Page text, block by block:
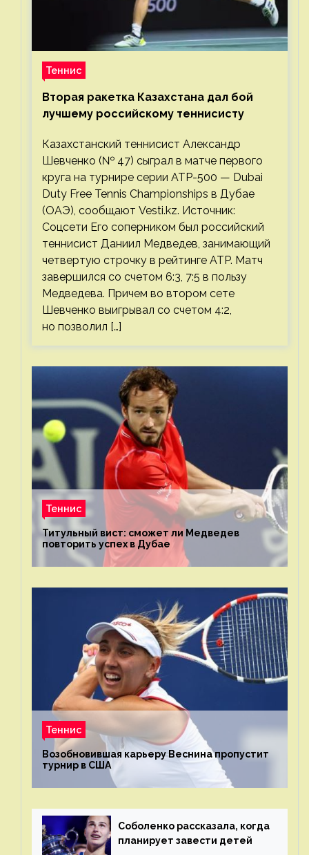
Теннис
Вторая ракетка Казахстана дал бой
лучшему российскому теннисисту
Казахстанский теннисист Александр
Шевченко (№ 47) сыграл в матче первого
круга на турнире серии ATP-500 — Dubai
Duty Free Tennis Championships в Дубае
(ОАЭ), сообщают Vesti.kz. Источник:
Соцсети Его соперником был российский
теннисист Даниил Медведев, занимающий
четвертую строчку в рейтинге ATP. Матч
завершился со счетом 6:3, 7:5 в пользу
Медведева. Причем во втором сете
Шевченко выигрывал со счетом 4:2,
но позволил […]
Теннис
Титульный вист: сможет ли Медведев
повторить успех в Дубае
Теннис
Возобновившая карьеру Веснина пропустит
турнир в США
Соболенко рассказала, когда
планирует завести детей